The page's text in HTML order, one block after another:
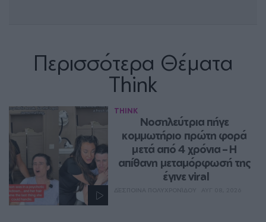
Περισσότερα Θέματα
Think
THINK
Νοσηλεύτρια πήγε
κομμωτήριο πρώτη φορά
μετά από 4 χρόνια – Η
απίθανη μεταμόρφωσή της
έγινε viral